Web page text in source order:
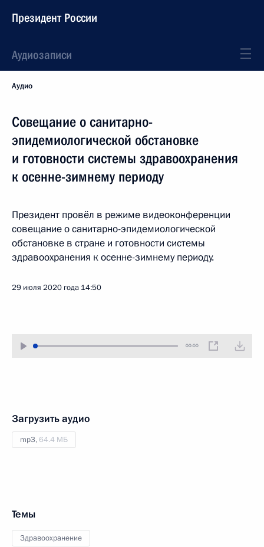
Президент России
Аудиозаписи
Аудио
Совещание о санитарно-
эпидемиологической обстановке
и готовности системы здравоохранения
к осенне-зимнему периоду
Президент провёл в режиме видеоконференции
совещание о санитарно-эпидемиологической
обстановке в стране и готовности системы
здравоохранения к осенне-зимнему периоду.
29 июля 2020 года 14:50
00:00
Загрузить аудио
mp3,64.4 МБ
Темы
Здравоохранение